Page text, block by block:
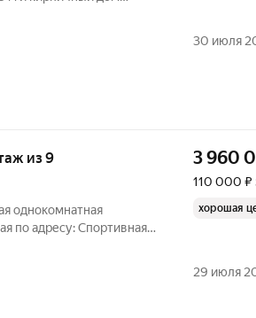
для чашки кофе и
30 июля
из 9
однокомнатная
по адресу: Спортивная
9-этажного
3 960
110 000 ₽
хорошая
29 июля